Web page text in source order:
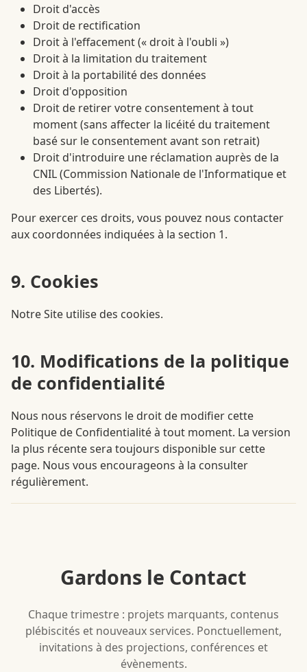
Droit d'accès
Droit de rectification
Droit à l'effacement (« droit à l'oubli »)
Droit à la limitation du traitement
Droit à la portabilité des données
Droit d'opposition
Droit de retirer votre consentement à tout
moment (sans affecter la licéité du traitement
basé sur le consentement avant son retrait)
Droit d'introduire une réclamation auprès de la
CNIL (Commission Nationale de l'Informatique et
des Libertés).
Pour exercer ces droits, vous pouvez nous contacter
aux coordonnées indiquées à la section 1.
9. Cookies
Notre Site utilise des cookies.
10. Modifications de la politique
de confidentialité
Nous nous réservons le droit de modifier cette
Politique de Confidentialité à tout moment. La version
la plus récente sera toujours disponible sur cette
page. Nous vous encourageons à la consulter
régulièrement.
Gardons le Contact
Chaque trimestre : projets marquants, contenus
plébiscités et nouveaux services. Ponctuellement,
invitations à des projections, conférences et
évènements.